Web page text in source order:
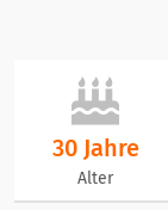
30 Jahre
Alter